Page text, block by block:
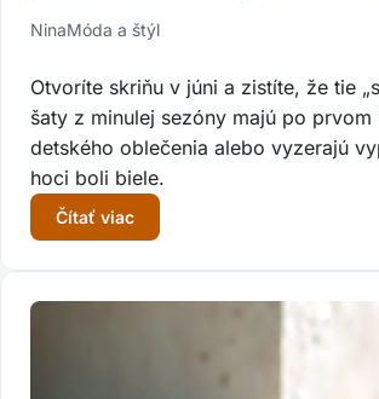
NinaMóda a štýl
Otvoríte skriňu v júni a zistíte, že tie
šaty z minulej sezóny majú po
detského oblečenia alebo vyzerajú
hoci boli biele.
Čítať viac